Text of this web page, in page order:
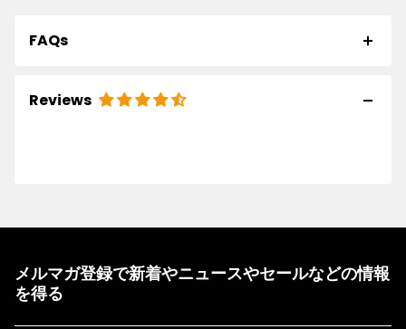
FAQs
Reviews
メルマガ登録で新着やニュースやセールなどの情報
を得る